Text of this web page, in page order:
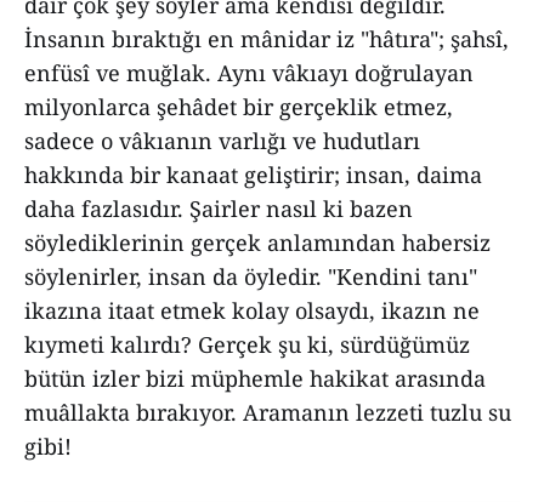
İnsanın bıraktığı en mânidar iz "hâtıra"; şahsî,
enfüsî ve muğlak. Aynı vâkıayı doğrulayan
milyonlarca şehâdet bir gerçeklik etmez,
sadece o vâkıanın varlığı ve hudutları
hakkında bir kanaat geliştirir; insan, daima
daha fazlasıdır. Şairler nasıl ki bazen
söylediklerinin gerçek anlamından habersiz
söylenirler, insan da öyledir. "Kendini tanı"
ikazına itaat etmek kolay olsaydı, ikazın ne
kıymeti kalırdı? Gerçek şu ki, sürdüğümüz
bütün izler bizi müphemle hakikat arasında
muâllakta bırakıyor. Aramanın lezzeti tuzlu su
gibi!